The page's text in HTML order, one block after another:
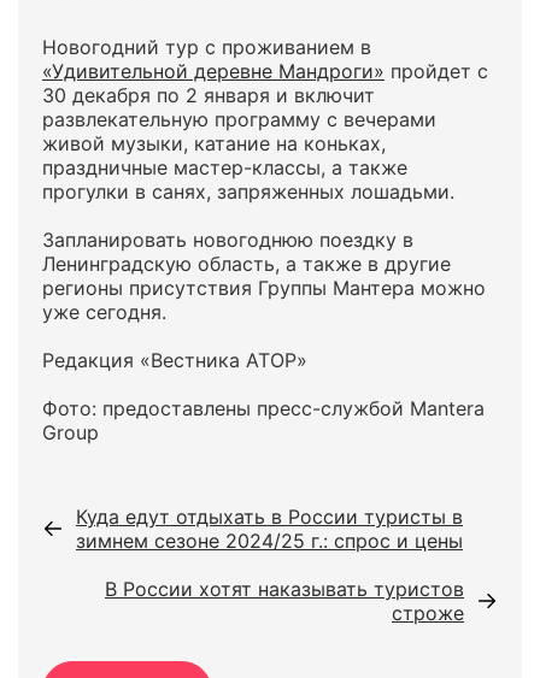
Новогодний тур с проживанием в
«Удивительной деревне Мандроги» пройдет с
30 декабря по 2 января и включит
развлекательную программу с вечерами
живой музыки, катание на коньках,
праздничные мастер-классы, а также
прогулки в санях, запряженных лошадьми.
Запланировать новогоднюю поездку в
Ленинградскую область, а также в другие
регионы присутствия Группы Мантера можно
уже сегодня.
Редакция «Вестника АТОР»
Фото: предоставлены пресс-службой Mantera
Group
Куда едут отдыхать в России туристы в
зимнем сезоне 2024/25 г.: спрос и цены
В России хотят наказывать туристов
строже